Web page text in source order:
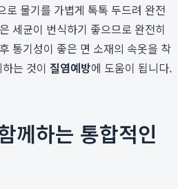
로 물기를 가볍게 톡톡 두드려 완전
세균이 번식하기 좋으므로 완전히
통기성이 좋은 면 소재의 속옷을 착
는 것이 질염예방에 도움이 됩니다.
께하는 통합적인